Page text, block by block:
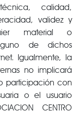
calidad,
validez y
material o
de dichos
Igualmente, la
no implicará
participación con
o el usuario
CENTRO